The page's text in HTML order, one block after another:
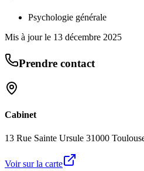
Psychologie générale
Mis à jour le 13 décembre 2025
Prendre contact
Cabinet
13 Rue Sainte Ursule 31000
Voir sur la carte